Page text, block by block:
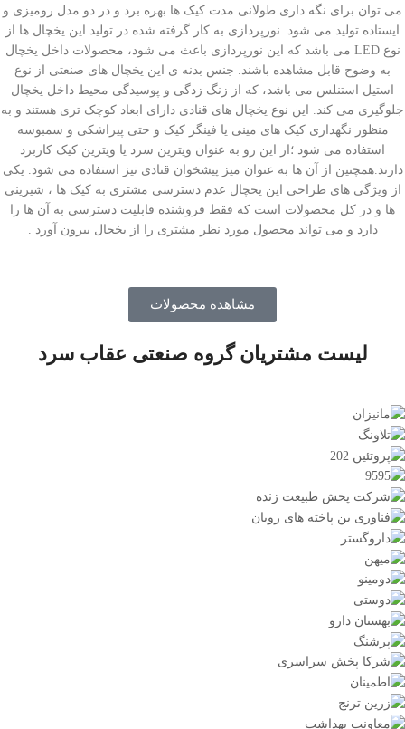
می توان برای نگه داری طولانی مدت کیک ها بهره برد و در دو مدل رومیزی و
ایستاده تولید می شود .نورپردازی به کار گرفته شده در تولید این یخچال ها از
نوع LED می باشد که این نورپردازی باعث می شود، محصولات داخل یخچال
به وضوح قابل مشاهده باشند. جنس بدنه ی این یخچال های صنعتی از نوع
استیل استنلس می باشد، که از زنگ زدگی و پوسیدگی محیط داخل یخچال
جلوگیری می کند. این نوع یخچال های قنادی دارای ابعاد کوچک تری هستند و به
منظور نگهداری کیک های مینی یا فینگر کیک و حتی پیراشکی و سمبوسه
استفاده می شود ؛از این رو به عنوان ویترین سرد یا ویترین کیک کاربرد
دارند.همچنین از آن ها به عنوان میز پیشخوان قنادی نیز استفاده می شود. یکی
از ویژگی های طراحی این یخچال عدم دسترسی مشتری به کیک ها ، شیرینی
ها و در کل محصولات است که فقط فروشنده قابلیت دسترسی به آن ها را
دارد و می تواند محصول مورد نظر مشتری را از یخجال بیرون آورد .
مشاهده محصولات
لیست مشتریان گروه صنعتی عقاب سرد